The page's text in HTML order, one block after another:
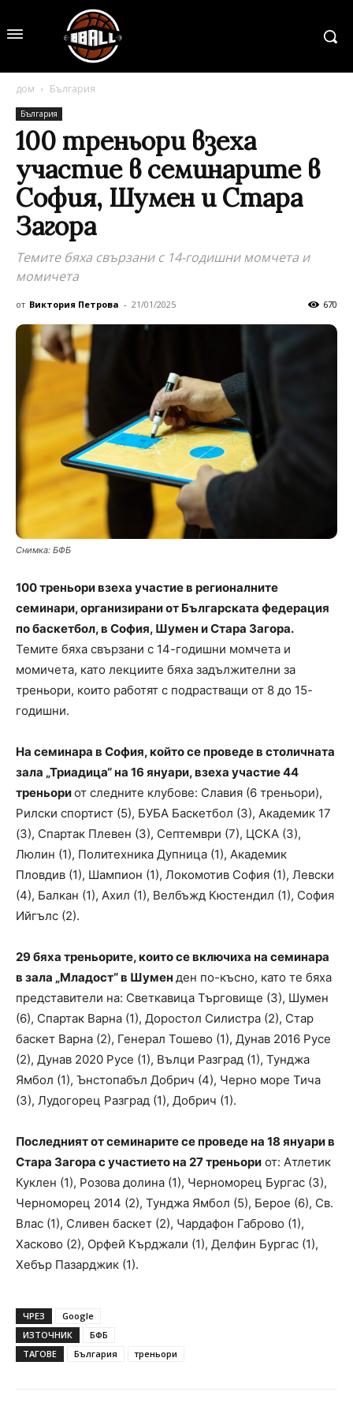
дом България
България
100 треньори взеха
участие в семинарите в
София, Шумен и Стара
Загора
Темите бяха свързани с 14-годишни момчета и
момичета
от Виктория Петрова - 21/01/2025 670
Снимка: БФБ
100 треньори взеха участие в регионалните
семинари, организирани от Българската федерация
по баскетбол, в София, Шумен и Стара Загора.
Темите бяха свързани с 14-годишни момчета и
момичета, като лекциите бяха задължителни за
треньори, които работят с подрастващи от 8 до 15-
годишни.
На семинара в София, който се проведе в столичната
зала „Триадица“ на 16 януари, взеха участие 44
треньориот следните клубове: Славия (6 треньори),
Рилски спортист (5), БУБА Баскетбол (3), Академик 17
(3), Спартак Плевен (3), Септември (7), ЦСКА (3),
Люлин (1), Политехника Дупница (1), Академик
Пловдив (1), Шампион (1), Локомотив София (1), Левски
(4), Балкан (1), Ахил (1), Велбъжд Кюстендил (1), София
Ийгълс (2).
29 бяха треньорите, които се включиха на семинара
в зала „Младост“ в Шумен ден по-късно, като те бяха
представители на: Светкавица Търговище (3), Шумен
(6), Спартак Варна (1), Доростол Силистра (2), Стар
баскет Варна (2), Генерал Тошево (1), Дунав 2016 Русе
(2), Дунав 2020 Русе (1), Вълци Разград (1), Тунджа
Ямбол (1), Ънстопабъл Добрич (4), Черно море Тича
(3), Лудогорец Разград (1), Добрич (1).
Последният от семинарите се проведе на 18 януари в
Стара Загора с участието на 27 треньори от: Атлетик
Куклен (1), Розова долина (1), Черноморец Бургас (3),
Черноморец 2014 (2), Тунджа Ямбол (5), Берое (6), Св.
Влас (1), Сливен баскет (2), Чардафон Габрово (1),
Хасково (2), Орфей Кърджали (1), Делфин Бургас (1),
Хебър Пазарджик (1).
ЧРЕЗ
Google
ИЗТОЧНИК
БФБ
ТАГОВЕ
България треньори